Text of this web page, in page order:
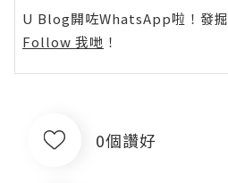
U Blog開咗WhatsApp啦！發掘
Follow 我哋 ！
0個讚好